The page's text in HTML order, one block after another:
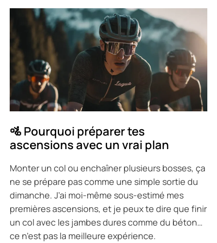
🚵 Pourquoi préparer tes
ascensions avec un vrai plan
Monter un col ou enchaîner plusieurs bosses, ça
ne se prépare pas comme une simple sortie du
dimanche. J’ai moi-même sous-estimé mes
premières ascensions, et je peux te dire que finir
un col avec les jambes dures comme du béton…
ce n’est pas la meilleure expérience.